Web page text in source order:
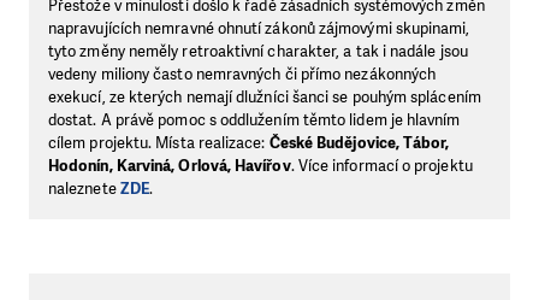
Přestože v minulosti došlo k řadě zásadních systémových změn
napravujících nemravné ohnutí zákonů zájmovými skupinami,
tyto změny neměly retroaktivní charakter, a tak i nadále jsou
vedeny miliony často nemravných či přímo nezákonných
exekucí, ze kterých nemají dlužníci šanci se pouhým splácením
dostat. A právě pomoc s oddlužením těmto lidem je hlavním
cílem projektu. Místa realizace: České Budějovice, Tábor,
Hodonín, Karviná, Orlová, Havířov. Více informací o projektu
nalezneteZDE.